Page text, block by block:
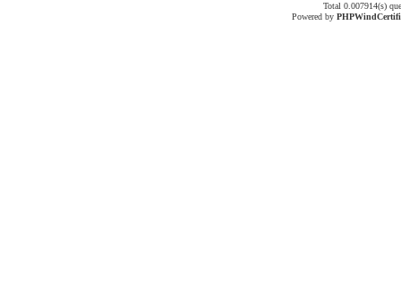
Total 0.007914(s)
Powered byPHPWind